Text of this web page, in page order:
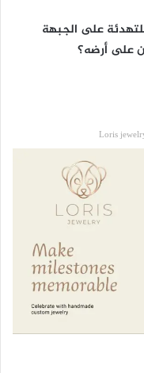
على الجبهة
على أرضه؟
Loris